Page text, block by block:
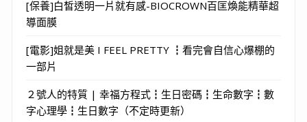
[保養]白皙透明一片就有感-BIOCROWN百匡煥能精華超
導面膜
[電影]姐就是美 I FEEL PRETTY ┇看完會自信心爆棚的
一部片
２號人的特質 | 幸福方程式┇生日密碼┇生命數字┇數
字心理學┇生日數字（不定時更新）